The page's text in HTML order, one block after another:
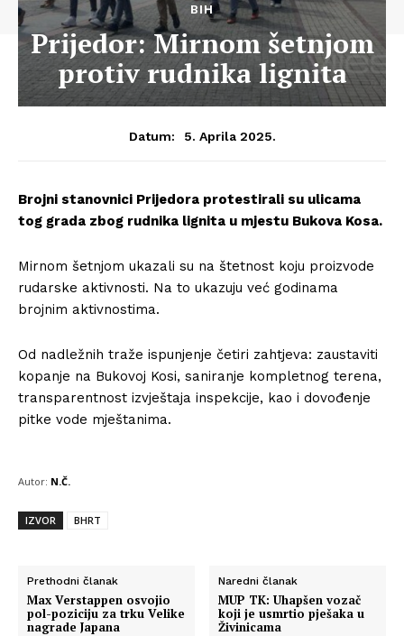
BIH
Prijedor: Mirnom šetnjom
protiv rudnika lignita
Datum: 5. Aprila 2025.
Brojni stanovnici Prijedora protestirali su ulicama
tog grada zbog rudnika lignita u mjestu Bukova Kosa.
Mirnom šetnjom ukazali su na štetnost koju proizvode
rudarske aktivnosti. Na to ukazuju već godinama
brojnim aktivnostima.
Od nadležnih traže ispunjenje četiri zahtjeva: zaustaviti
kopanje na Bukovoj Kosi, saniranje kompletnog terena,
transparentnost izvještaja inspekcije, kao i dovođenje
pitke vode mještanima.
Autor: N.Č.
IZVOR BHRT
Prethodni članak
Max Verstappen osvojio
pol-poziciju za trku Velike
nagrade Japana
Naredni članak
MUP TK: Uhapšen vozač
koji je usmrtio pješaka u
Živinicama